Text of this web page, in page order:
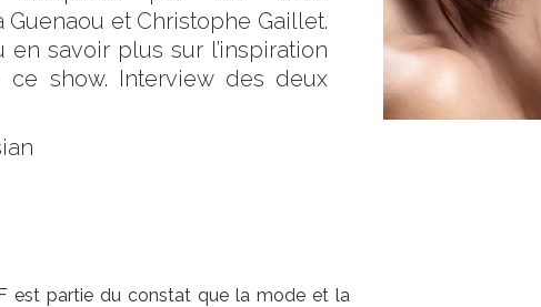
et Christophe Gaillet.
en savoir plus sur l’inspiration
show. Interview des deux
est partie du constat que la mode et la